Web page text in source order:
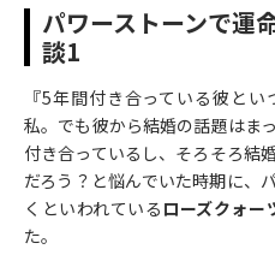
パワーストーンで運
談1
『5年間付き合っている彼と
私。でも彼から結婚の話題はま
付き合っているし、そろそろ結
だろう？と悩んでいた時期に、
くといわれている ローズクォー
た。